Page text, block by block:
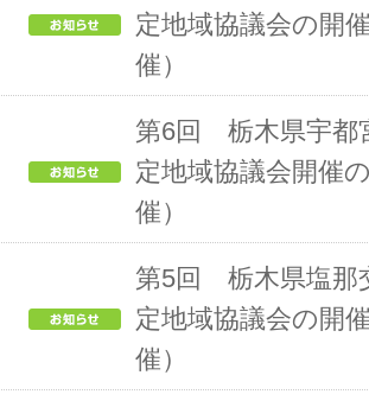
定地域協議会の開
催）
第6回 栃木県宇都
定地域協議会開催
催）
第5回 栃木県塩那
定地域協議会の開
催）